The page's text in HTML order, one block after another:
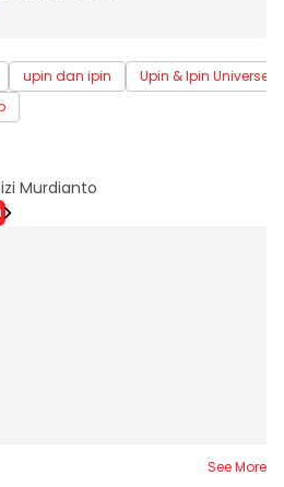
upin dan ipin
Upin & Ipin Universe
Murdianto
See More